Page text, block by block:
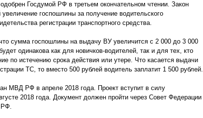
Госдумой РФ в третьем окончательном чтении. Закон
увеличение госпошлины за получение водительского
регистрации транспортного средства.
сумма госпошлины на выдачу ВУ увеличится с 2 000 до 3 000
одинакова как для новичков-водителей, так и для тех, кто
по истечению срока действия или утере. Что касается выдачи
ТС, то вместо 500 рублей водитель заплатит 1 500 рублей.
МВД РФ в апреле 2018 года. Проект вступит в силу
2018 года. Документ должен пройти через Совет Федерации
РФ.